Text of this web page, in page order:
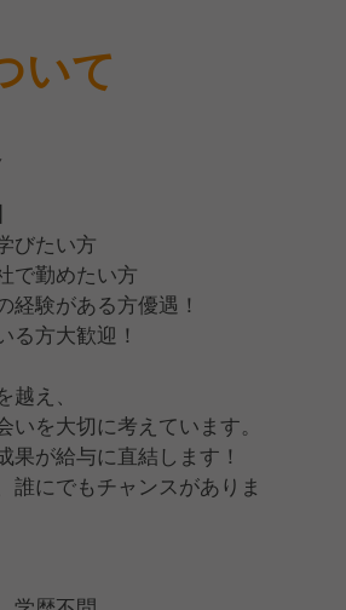
いて
びたい方
で勤めたい方
験がある方優遇！
方大歓迎！
え、
いを大切に考えています。
果が給与に直結します！
誰にでもチャンスがありま